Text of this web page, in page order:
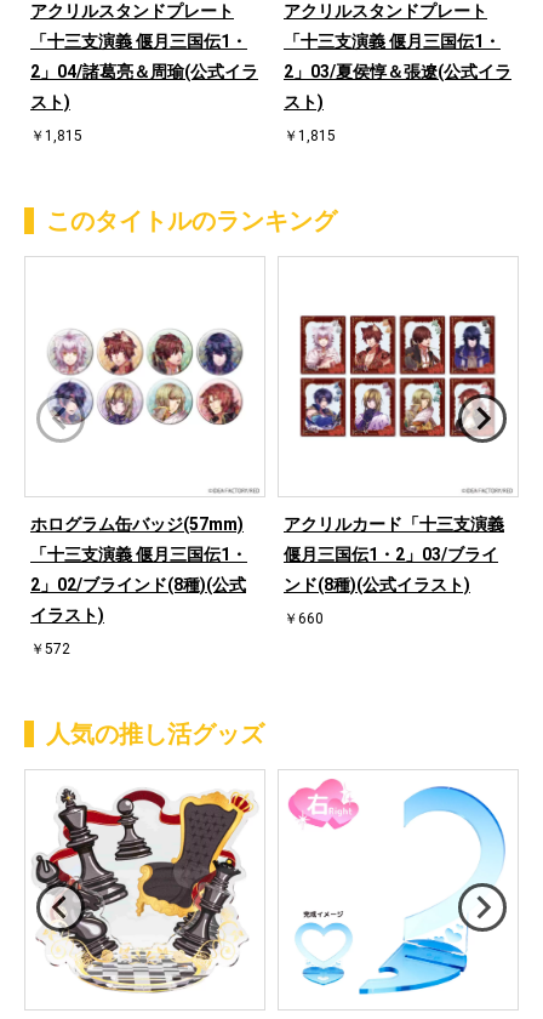
アクリルスタンドプレート
「十三支演義 偃月三国伝1・
2」04/諸葛亮＆周瑜(公式イラ
スト)
￥1,815
アクリルスタンドプレート
「十三支演義 偃月三国伝1・
2」03/夏侯惇＆張遼(公式イラ
スト)
￥1,815
このタイトルのランキング
ホログラム缶バッジ(57mm)
「十三支演義 偃月三国伝1・
2」02/ブラインド(8種)(公式
イラスト)
￥572
アクリルカード「十三支演義
偃月三国伝1・2」03/ブライ
ンド(8種)(公式イラスト)
￥660
人気の推し活グッズ